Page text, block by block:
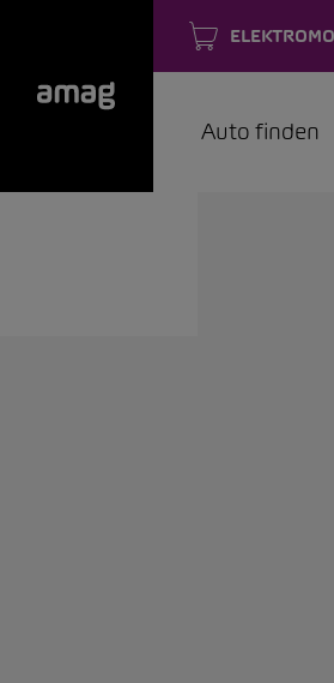
Auto finden